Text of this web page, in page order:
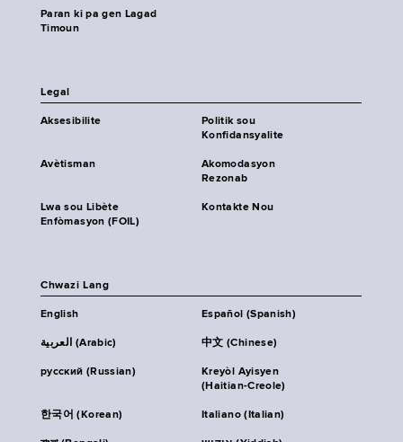
Paran ki pa gen Lagad
Timoun
Legal
Aksesibilite
Politik sou
Konfidansyalite
Avètisman
Akomodasyon
Rezonab
Lwa sou Libète
Enfòmasyon (FOIL)
Kontakte Nou
Chwazi Lang
English Español (Spanish)
العربية (Arabic) 中文 (Chinese)
русский (Russian)
Kreyòl Ayisyen
(Haitian-Creole)
한국어 (Korean) Italiano (Italian)